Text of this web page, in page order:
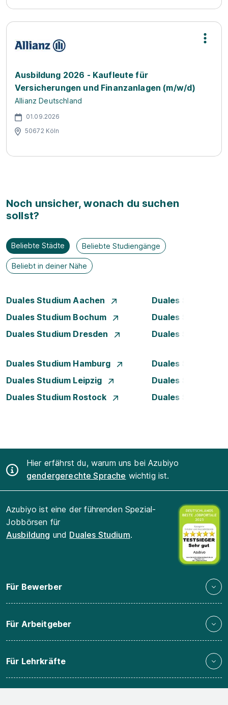
Ausbildung 2026 - Kaufleute für
Versicherungen und Finanzanlagen (m/w/d)
Allianz Deutschland
01.09.2026
50672 Köln
Noch unsicher, wonach du suchen
sollst?
Beliebte Städte Beliebte Studiengänge
Beliebt in deiner Nähe
Duales Studium Aachen
Duales Studium
Duales Studium Bochum
Duales Studium
Duales Studium Dresden
Duales Studium
Duales Studium Hamburg
Duales Studium
Duales Studium Leipzig
Duales Studium
Duales Studium Rostock
Duales Studium
Hier erfährst du, warum uns bei Azubiyo
gendergerechte Sprache wichtig ist.
Azubiyo ist eine der führenden Spezial-
Jobbörsen für
Ausbildung und Duales Studium.
Für Bewerber
Für Arbeitgeber
Für Lehrkräfte